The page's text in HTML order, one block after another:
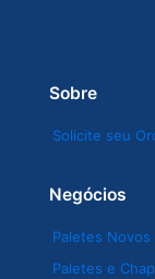
Sobre
Solicite seu
Negócios
Paletes Novos
Paletes e